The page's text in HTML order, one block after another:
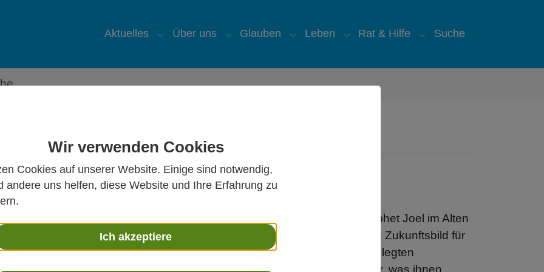
Wir verwenden Cookies
Cookies auf unserer Website. Einige sind notwendig,
andere uns helfen, diese Website und Ihre Erfahrung zu
Ich akzeptiere
Aktuelles
Submenu for "Aktuelles"
Über uns
Submenu for "Über uns"
Glauben
Submenu for "Glauben"
Leben
Submenu for "Leben"
Rat & Hilfe
Submenu for "Rat &
Suche
und eure jungen Männer haben Visionen\"So schreibt es der Prophet Joel im Alten
zu träumen? Nicht als Traumtänzerei, sondern als gemeinsames Zukunftsbild für
wir immerhin den Versuch dazu unternehmen.In einem breit angelegten
vielen verschiedenen Menschen ins Gespräch kommen darüber, was ihnen